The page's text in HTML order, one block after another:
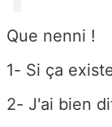
Que nenni !
1- Si ça
2- J'ai bien